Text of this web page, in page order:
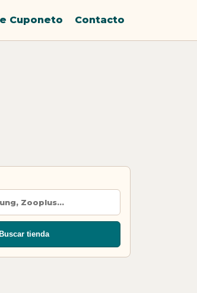
Cuponeto Contacto
Buscar tienda